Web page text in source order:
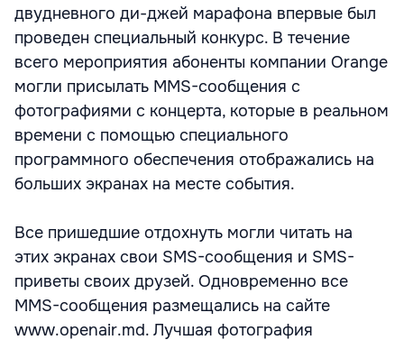
двудневного ди-джей марафона впервые был
проведен специальный конкурс. В течение
всего мероприятия абоненты компании Orange
могли присылать MMS-сообщения с
фотографиями с концерта, которые в реальном
времени с помощью специального
программного обеспечения отображались на
больших экранах на месте события.
Все пришедшие отдохнуть могли читать на
этих экранах свои SMS-сообщения и SMS-
приветы своих друзей. Одновременно все
MMS-сообщения размещались на сайте
www.openair.md. Лучшая фотография